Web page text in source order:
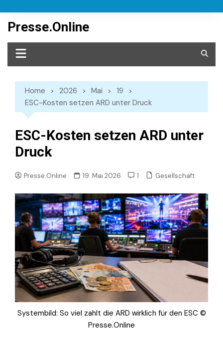
content
Presse.Online
Home 2026 Mai
19
ESC-Kosten setzen ARD unter Druck
ESC-Kosten setzen ARD unter
Druck
Presse.Online 19. Mai 2026 1 Gesellschaft
Systembild: So viel zahlt die ARD wirklich für den ESC ©
Presse.Online